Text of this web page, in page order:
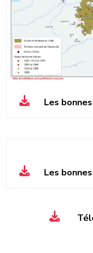
Les
Les